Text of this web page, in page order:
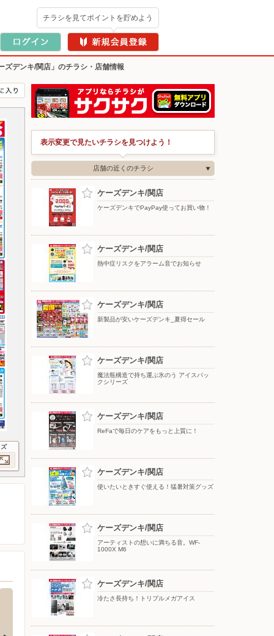
チラシを見てポイントを貯めよう
ズデンキ/関店」のチラシ・店舗情報
表示変更で見たいチラシを見つけよう！
店舗の近くのチラシ
ケーズデンキ/関店
ケーズデンキでPayPay使ってお買い物！
ケーズデンキ/関店
熱中症リスクをアラーム音でお知らせ
ケーズデンキ/関店
新製品が安いケーズデンキ_夏得セール
ケーズデンキ/関店
魔法瓶構造で持ち運ぶ氷のう アイスパッ
クシリーズ
ケーズデンキ/関店
ReFaで毎日のケアをもっと上質に！
ケーズデンキ/関店
使いたいときすぐ使える！猛暑対策グッズ
ケーズデンキ/関店
アーティストの想いに満ちる音。WF-
1000X M6
ケーズデンキ/関店
冷たさ長持ち！トリプルメガアイス